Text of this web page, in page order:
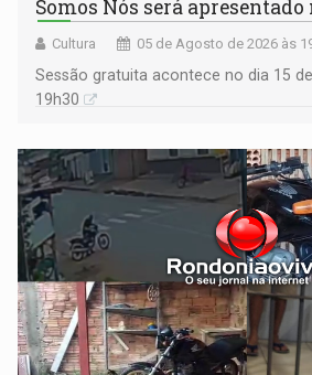
Somos Nós será
Cultura 05 de Agosto de 2026 às
Sessão gratuita acontece no dia 15
19h30